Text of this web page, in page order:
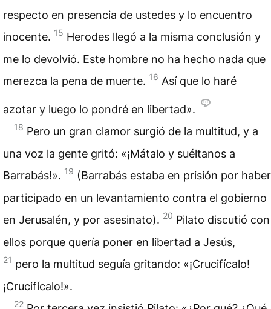
respecto en presencia de ustedes y lo encuentro
inocente. 15 Herodes llegó a la misma conclusión y
me lo devolvió. Este hombre no ha hecho nada que
merezca la pena de muerte. 16 Así que lo haré
azotar y luego lo pondré en libertad».
18 Pero un gran clamor surgió de la multitud, y a
una voz la gente gritó: «¡Mátalo y suéltanos a
Barrabás!». 19 (Barrabás estaba en prisión por haber
participado en un levantamiento contra el gobierno
en Jerusalén, y por asesinato). 20 Pilato discutió con
ellos porque quería poner en libertad a Jesús,
21 pero la multitud seguía gritando: «¡Crucifícalo!
¡Crucifícalo!».
22